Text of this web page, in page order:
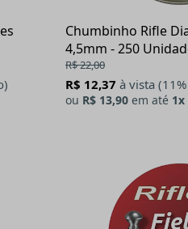
Chumbinho Rifle
4,5mm - 250
R$ 22,00
R$ 12,37 à vista
ou R$ 13,90 em até 1x